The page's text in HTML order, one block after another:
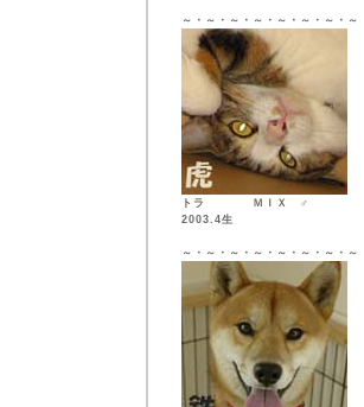
～・～・～・～・～・～・～・～
トラ ＭＩＸ ♂
2003.4生
～・～・～・～・～・～・～・～